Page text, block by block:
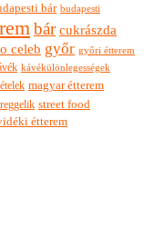
bár budapesti
bár cukrászda
celeb győr győri étterem
kávékülönlegességek
magyar étterem
reggelik street food
étterem